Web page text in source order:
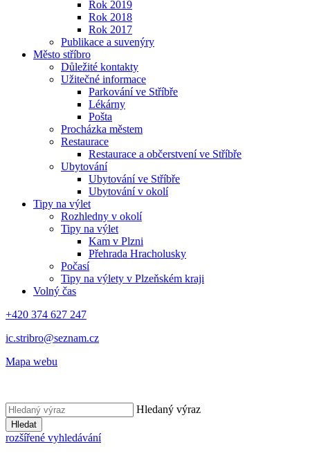
Rok 2019
Rok 2018
Rok 2017
Publikace a suvenýry
Město stříbro
Důležité kontakty
Užitečné informace
Parkování ve Stříbře
Lékárny
Pošta
Procházka městem
Restaurace
Restaurace a občerstvení ve Stříbře
Ubytování
Ubytování ve Stříbře
Ubytování v okolí
Tipy na výlet
Rozhledny v okolí
Tipy na výlet
Kam v Plzni
Přehrada Hracholusky
Počasí
Tipy na výlety v Plzeňském kraji
Volný čas
+420 374 627 247
ic.stribro@seznam.cz
Mapa webu
Hledaný výraz
Hledat
rozšířené vyhledávání